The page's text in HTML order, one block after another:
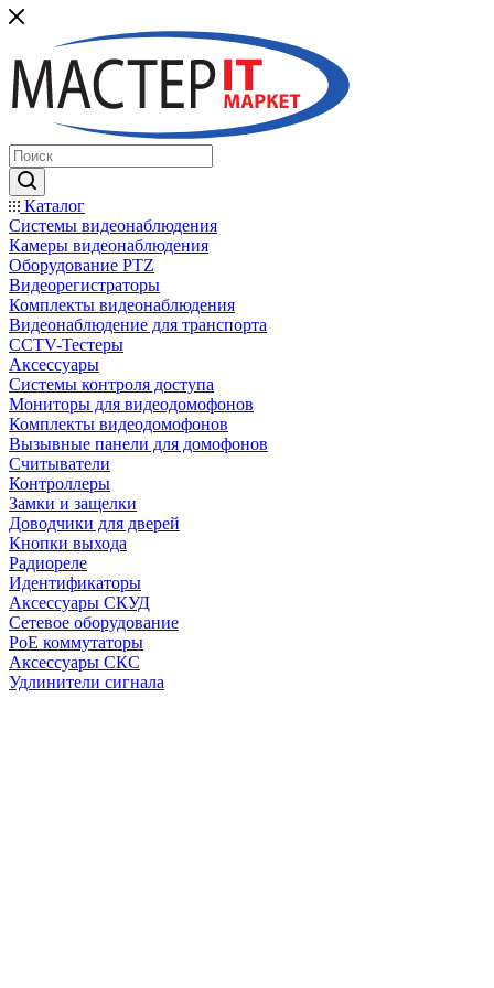
Каталог
Системы видеонаблюдения
Камеры видеонаблюдения
Оборудование PTZ
Видеорегистраторы
Комплекты видеонаблюдения
Видеонаблюдение для транспорта
CCTV-Тестеры
Аксессуары
Системы контроля доступа
Мониторы для видеодомофонов
Комплекты видеодомофонов
Вызывные панели для домофонов
Считыватели
Контроллеры
Замки и защелки
Доводчики для дверей
Кнопки выхода
Радиореле
Идентификаторы
Аксессуары СКУД
Сетевое оборудование
PoE коммутаторы
Аксессуары СКС
Удлинители сигнала